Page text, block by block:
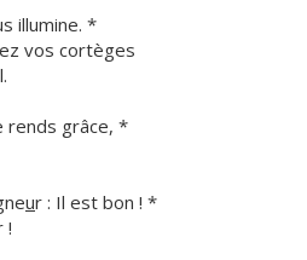
illumine. *
vos cortèges
rends grâce, *
ur : Il est bon ! *
!